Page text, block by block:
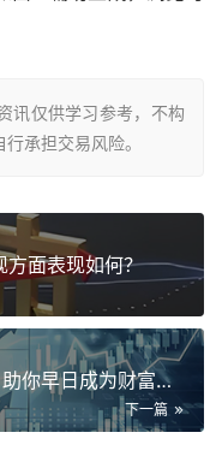
讯仅供学习参考，不构
承担交易风险。
方面表现如何？
职场新人必看！理财认知+规划，助你早日成为财富自由的壕
下一篇